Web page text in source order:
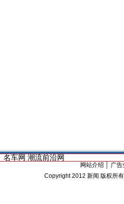
名车网 潮流前沿网
网站介绍
广告
Copyright 2012 新闻 版权所